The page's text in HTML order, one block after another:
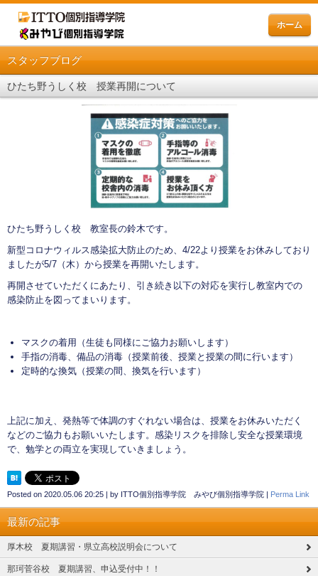
ホーム
スタッフブログ
ひたち野うしく校 授業再開について
ひたち野うしく校 教室長の鈴木です。
新型コロナウィルス感染拡大防止のため、4/22より授業をお休みしており
ましたが5/7（木）から授業を再開いたします。
再開させていただくにあたり、引き続き以下の対応を実行し教室内での
感染防止を図ってまいります。
マスクの着用（生徒も同様にご協力お願いします）
手指の消毒、備品の消毒（授業前後、授業と授業の間に行います）
定時的な換気（授業の間、換気を行います）
上記に加え、発熱等で体調のすぐれない場合は、授業をお休みいただく
などのご協力もお願いいたします。感染リスクを排除し安全な授業環境
で、勉学との両立を実現していきましょう。
Posted on 2020.05.06 20:25 | by ITTO個別指導学院 みやび個別指導学院 | Perma Link
最新の記事
厚木校 夏期講習・県立高校説明会について
那珂菅谷校 夏期講習、申込受付中！！